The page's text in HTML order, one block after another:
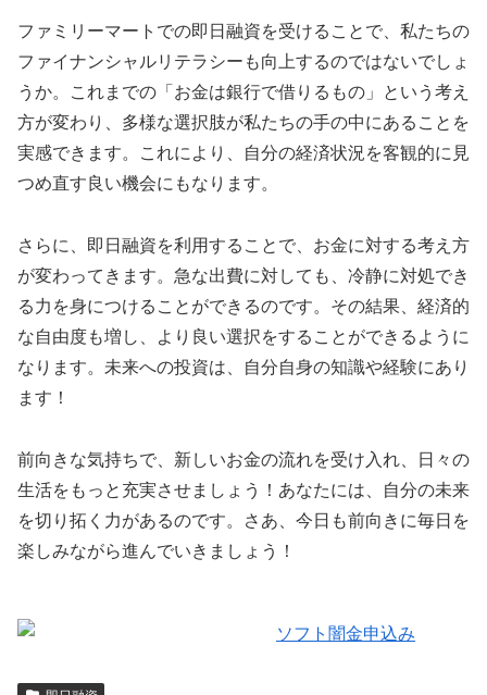
ファミリーマートでの即日融資を受けることで、私たちの
ファイナンシャルリテラシーも向上するのではないでしょ
うか。これまでの「お金は銀行で借りるもの」という考え
方が変わり、多様な選択肢が私たちの手の中にあることを
実感できます。これにより、自分の経済状況を客観的に見
つめ直す良い機会にもなります。
さらに、即日融資を利用することで、お金に対する考え方
が変わってきます。急な出費に対しても、冷静に対処でき
る力を身につけることができるのです。その結果、経済的
な自由度も増し、より良い選択をすることができるように
なります。未来への投資は、自分自身の知識や経験にあり
ます！
前向きな気持ちで、新しいお金の流れを受け入れ、日々の
生活をもっと充実させましょう！あなたには、自分の未来
を切り拓く力があるのです。さあ、今日も前向きに毎日を
楽しみながら進んでいきましょう！